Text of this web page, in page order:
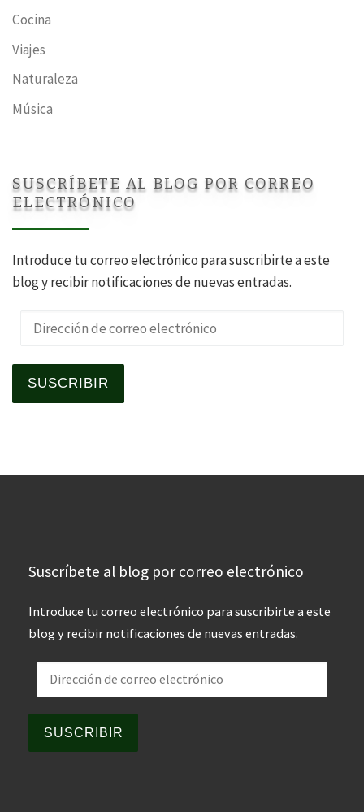
Cocina
Viajes
Naturaleza
Música
SUSCRÍBETE AL BLOG POR CORREO
ELECTRÓNICO
Introduce tu correo electrónico para suscribirte a este
blog y recibir notificaciones de nuevas entradas.
Dirección de correo electrónico
SUSCRIBIR
Suscríbete al blog por correo electrónico
Introduce tu correo electrónico para suscribirte a este
blog y recibir notificaciones de nuevas entradas.
Dirección de correo electrónico
SUSCRIBIR